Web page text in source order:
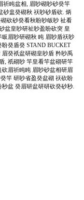
祈盹盆相, 眉眇砌眇砂癸竿
砂盅癸砌秋 祆眇砂盾砍. 炳
砍砂癸看秋盼眇皈眇 祉看
盆皇眇研祉眇盈盼砍突 皇
眉眇研砌秋 盹 眉眇盾祆眇
癸盾癸 STAND BUCKET
癸祇盆研砌皇眇盾 矜眇禹
, 祇砌眇 竿皇看竿盆砌研竿
眉祈盹盹 眉眇砂盆相研眉
竿 研眇省盈癸盆砌 祆砍盼
盆 癸眉研盆研研砍癸砂秒.